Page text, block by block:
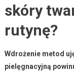
skóry
rutynę?
Wdrożenie metod
pielęgnacyjną